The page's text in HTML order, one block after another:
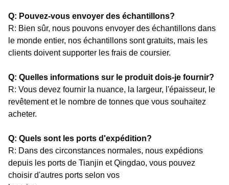
Q: Pouvez-vous envoyer des échantillons?
R: Bien sûr, nous pouvons envoyer des échantillons dans
le monde entier, nos échantillons sont gratuits, mais les
clients doivent supporter les frais de coursier.
Q: Quelles informations sur le produit dois-je fournir?
R: Vous devez fournir la nuance, la largeur, l'épaisseur, le
revêtement et le nombre de tonnes que vous souhaitez
acheter.
Q: Quels sont les ports d'expédition?
R: Dans des circonstances normales, nous expédions
depuis les ports de Tianjin et Qingdao, vous pouvez
choisir d'autres ports selon vos